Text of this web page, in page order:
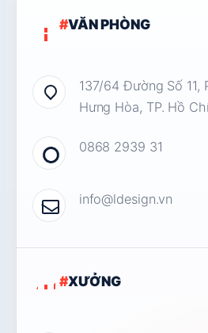
#VĂN PHÒNG
137/64 Đường Số 11,
Hưng Hòa, TP. Hồ
0868 2939 31
info@ldesign.vn
#XƯỞNG